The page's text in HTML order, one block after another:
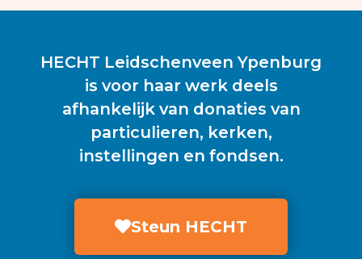
HECHT Leidschenveen Ypenburg
is voor haar werk deels
afhankelijk van donaties van
particulieren, kerken,
instellingen en fondsen.
Steun HECHT